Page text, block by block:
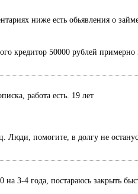
ниже есть обьявления о
кредитор 50000 рублей примерно
работа есть. 19 лет
Люди, помогите, в долгу не
на 3-4 года, постараюсь закрыть